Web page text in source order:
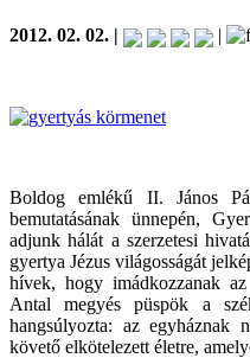
2012. 02. 02. | |
Boldog emlékű II. János
bemutatásának ünnepén,
adjunk hálát a szerzetesi
gyertya Jézus világosságát
hívek, hogy imádkozzanak
Antal megyés püspök a
hangsúlyozta: az egyháznak
követő elkötelezett életre,